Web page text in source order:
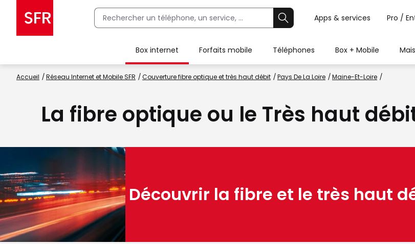
Apps & services Pro /
Box internet Forfaits mobile Téléphones Box + Mobile
Accueil Réseau Internet et Mobile SFR Couverture fibre optique et très haut débit Pays De La Loire Maine-Et-Loire
La fibre optique ou le Très haut
Découvrir la fibre et le très haut